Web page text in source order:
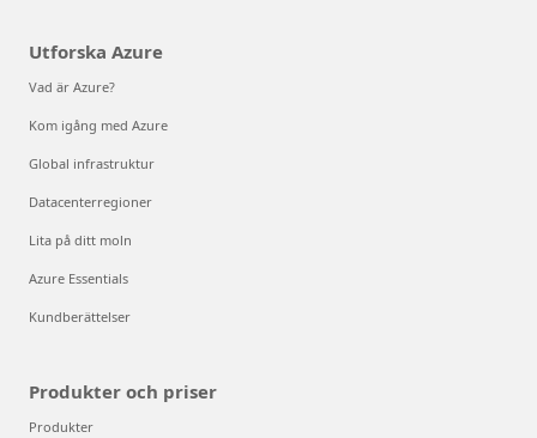
Utforska Azure
Vad är Azure?
Kom igång med Azure
Global infrastruktur
Datacenterregioner
Lita på ditt moln
Azure Essentials
Kundberättelser
Produkter och priser
Produkter